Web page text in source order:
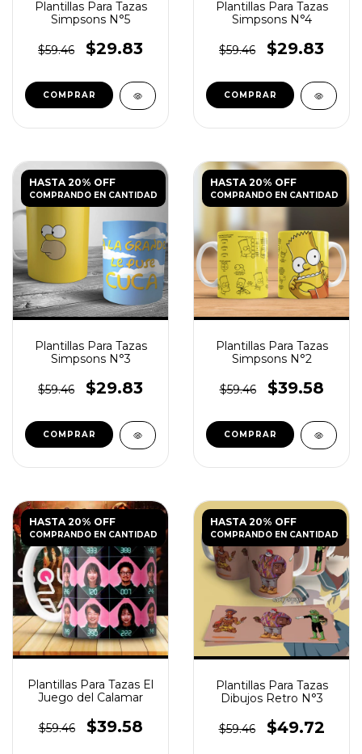
Plantillas Para Tazas
Simpsons N°5
$59.46 $29.83
Plantillas Para Tazas
Simpsons N°4
$59.46 $29.83
HASTA 20% OFF
COMPRANDO EN CANTIDAD
Plantillas Para Tazas
Simpsons N°3
$59.46 $29.83
HASTA 20% OFF
COMPRANDO EN CANTIDAD
Plantillas Para Tazas
Simpsons N°2
$59.46 $39.58
HASTA 20% OFF
COMPRANDO EN CANTIDAD
Plantillas Para Tazas El
Juego del Calamar
$59.46 $39.58
HASTA 20% OFF
COMPRANDO EN CANTIDAD
Plantillas Para Tazas
Dibujos Retro N°3
$59.46 $49.72